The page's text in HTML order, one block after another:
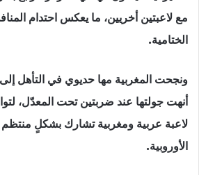
مع لاعبتين أخريين، ما يعكس احتدام
الختامية.
ونجحت المغربية مها حديوي في التأهل إلى
أنهت جولتها عند ضربتين تحت المعدّل،
لاعبة عربية ومغربية تشارك بشكلٍ
الأوروبية.